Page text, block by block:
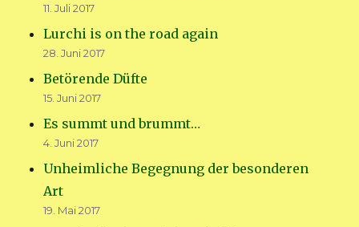
11. Juli 2017
Lurchi is on the road again
28. Juni 2017
Betörende Düfte
15. Juni 2017
Es summt und brummt…
4. Juni 2017
Unheimliche Begegnung der besonderen
Art
19. Mai 2017